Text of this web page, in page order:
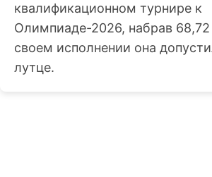
квалификационном турнире к
Олимпиаде-2026, набрав
своем исполнении она
лутце.